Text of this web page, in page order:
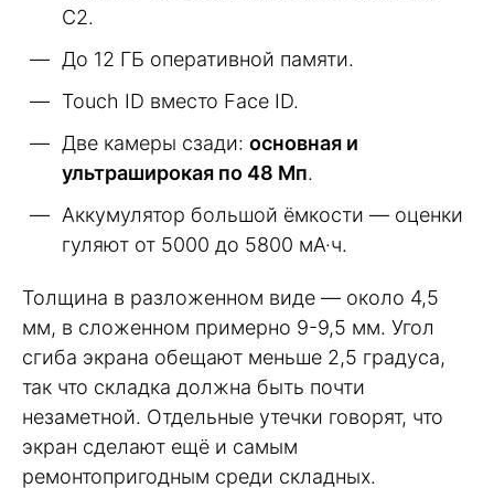
C2.
До 12 ГБ оперативной памяти.
Touch ID вместо Face ID.
Две камеры сзади: основная и
ультраширокая по 48 Мп.
Аккумулятор большой ёмкости — оценки
гуляют от 5000 до 5800 мА·ч.
Толщина в разложенном виде — около 4,5
мм, в сложенном примерно 9-9,5 мм. Угол
сгиба экрана обещают меньше 2,5 градуса,
так что складка должна быть почти
незаметной. Отдельные утечки говорят, что
экран сделают ещё и самым
ремонтопригодным среди складных.